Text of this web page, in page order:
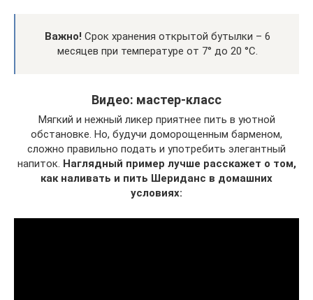
Важно! Срок хранения открытой бутылки – 6
месяцев при температуре от 7° до 20 °С.
Видео: мастер-класс
Мягкий и нежный ликер приятнее пить в уютной
обстановке. Но, будучи доморощенным барменом,
сложно правильно подать и употребить элегантный
напиток. Наглядный пример лучше расскажет о том,
как наливать и пить Шериданс в домашних
условиях: